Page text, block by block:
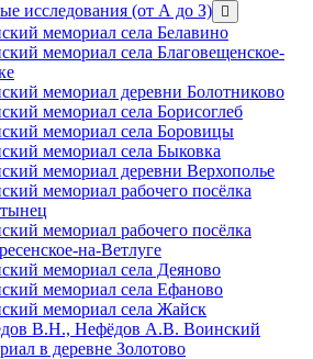
исследования (от А до З) открыть
меню
мемориал села Белавино
мемориал села Благовещенское-
мемориал деревни Болотниково
мемориал села Борисоглеб
мемориал села Боровицы
мемориал села Быковка
мемориал деревни Верхополье
мемориал рабочего посёлка
мемориал рабочего посёлка
на-Ветлуге
мемориал села Деяново
мемориал села Ефаново
мемориал села Жайск
В.Н., Нефёдов А.В. Воинский
в деревне Золотово